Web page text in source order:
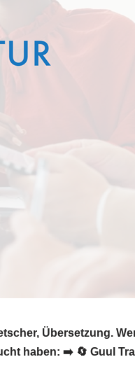
Übersetzung.
haben: ➡️ 🔄 Guul